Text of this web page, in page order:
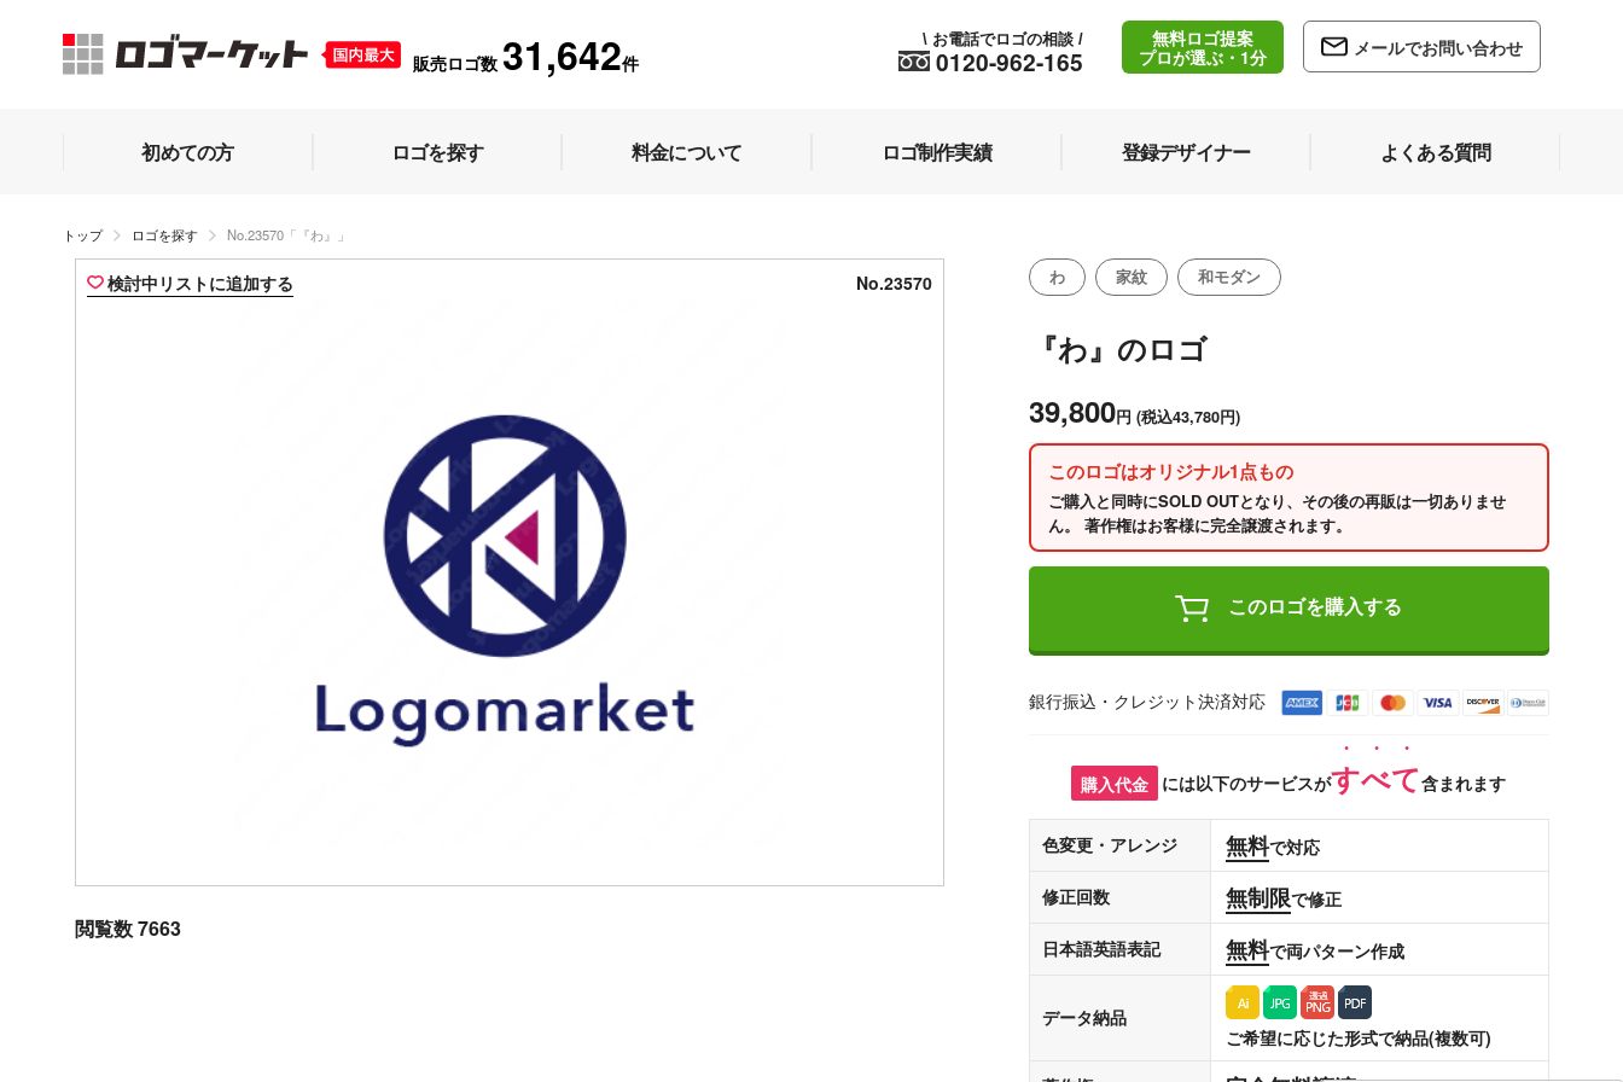
販売ロゴ数 31,642件 0120-962-165
\ お電話でロゴの相談 /
無料ロゴ提案
プロが選ぶ・1分
メールでお問い合わせ
初めての方 ロゴを探す 料金について ロゴ制作実績 登録デザイナー よくある質問
トップ ロゴを探す No.23570「『わ』」
検討中リストに追加する No.23570
閲覧数 7663
わ 家紋 和モダン
『わ』のロゴ
39,800円 (税込43,780円)
このロゴはオリジナル1点もの
ご購入と同時にSOLD OUTとなり、その後の再販は一切ありませ
ん。 著作権はお客様に完全譲渡されます。
このロゴを購入する
銀行振込・クレジット決済対応
購入代金 には以下のサービスがすべて含まれます
色変更・アレンジ 無料で対応
修正回数 無制限で修正
日本語英語表記 無料で両パターン作成
データ納品
ご希望に応じた形式で納品(複数可)